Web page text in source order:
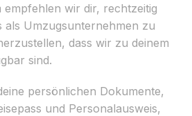
empfehlen wir dir, rechtzeitig
als Umzugsunternehmen zu
dass wir zu deinem
sind.
persönlichen Dokumente,
und Personalausweis,